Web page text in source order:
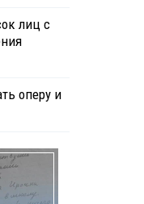
лиц с
оперу и